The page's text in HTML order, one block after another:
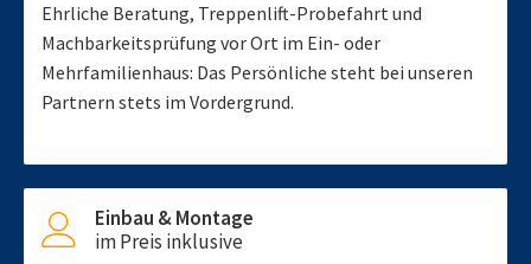
Ehrliche Beratung, Treppenlift-Probefahrt und
Machbarkeitsprüfung vor Ort im Ein- oder
Mehrfamilienhaus: Das Persönliche steht bei unseren
Partnern stets im Vordergrund.
Einbau & Montage
im Preis inklusive